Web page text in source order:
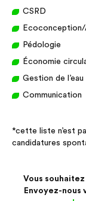
CSRD
Pédologie
Économie
Gestion de l’eau
Communication
*cette liste n’est
candidatures
Vous
Envoyez-nous